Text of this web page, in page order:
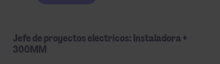
Jefe de proyectos eléctricos: Instaladora +
300MM